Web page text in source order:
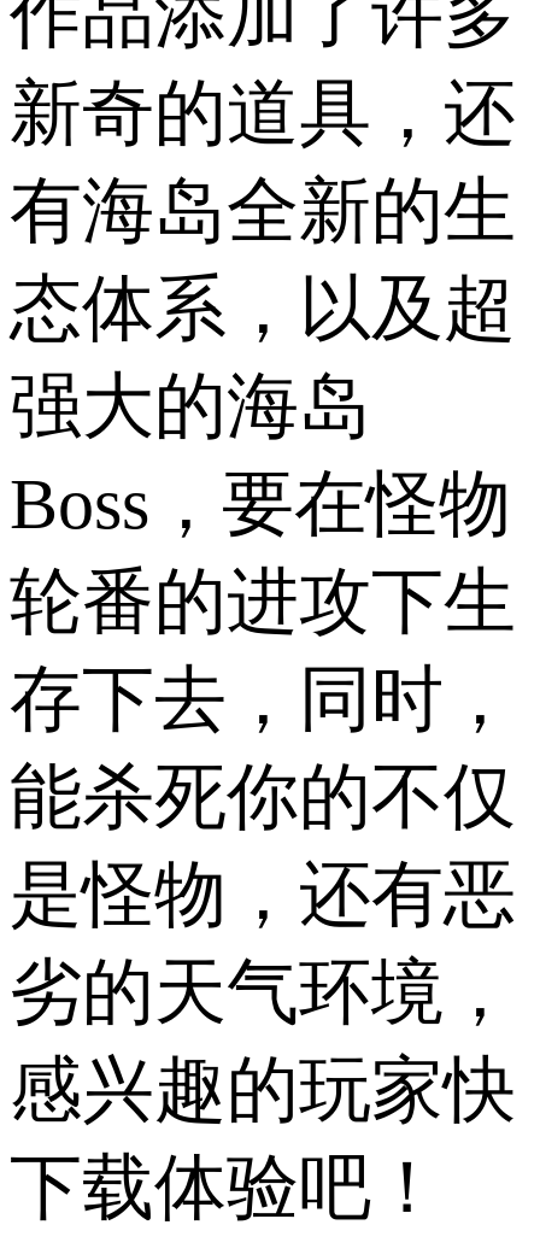
作品添加了许多
新奇的道具，还
有海岛全新的生
态体系，以及超
强大的海岛
Boss，要在怪物
轮番的进攻下生
存下去，同时，
能杀死你的不仅
是怪物，还有恶
劣的天气环境，
感兴趣的玩家快
下载体验吧！